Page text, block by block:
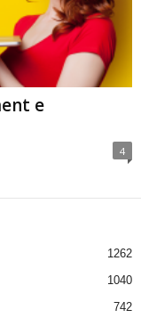
e
4
1262
1040
742